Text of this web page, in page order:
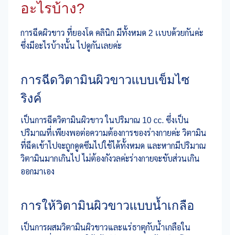
อะไรบ้าง?
การฉีดผิวขาว ที่ยองโด คลินิก มีทั้งหมด 2 เเบบด้วยกันค่ะ
ซึ่งมีอะไรบ้างนั้น ไปดูกันเลยค่ะ
การฉีดวิตามินผิวขาวแบบเข็มไซ
ริงค์
เป็นการฉีดวิตามินผิวขาว ในปริมาณ 10 cc. ซึ่งเป็น
ปริมาณที่เพียงพอต่อความต้องการของร่างกายค่ะ วิตามิน
ที่ฉีดเข้าไปจะถูกดูดซึมไปใช้ได้ทั้งหมด และหากมีปริมาณ
วิตามินมากเกินไป ไม่ต้องกังวลค่ะร่างกายจะขับส่วนเกิน
ออกมาเอง
การให้วิตามินผิวขาวแบบน้ำเกลือ
เป็นการผสมวิตามินผิวขาวและแร่ธาตุกับน้ำเกลือใน